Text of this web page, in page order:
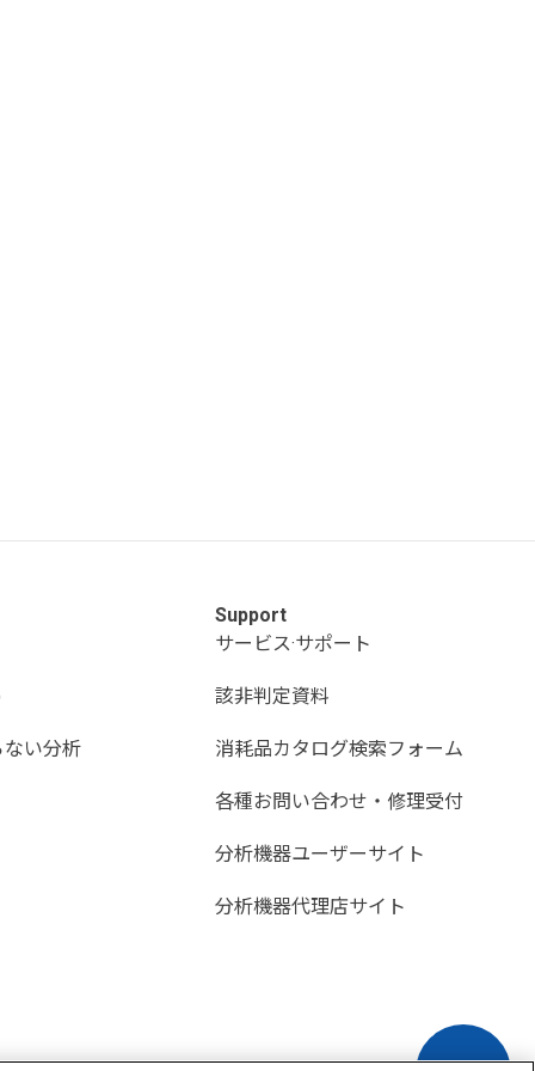
い分析
Support
サービス·サポート
該非判定資料
消耗品カタログ検索フォーム
各種お問い合わせ・修理受付
分析機器ユーザーサイト
分析機器代理店サイト